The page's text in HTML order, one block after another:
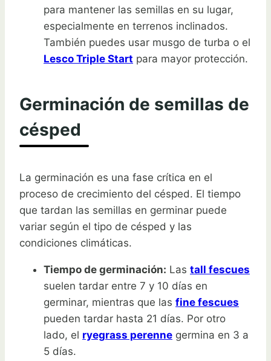
para mantener las semillas en su lugar,
especialmente en terrenos inclinados.
También puedes usar musgo de turba o el
Lesco Triple Start para mayor protección.
Germinación de semillas de
césped
La germinación es una fase crítica en el
proceso de crecimiento del césped. El tiempo
que tardan las semillas en germinar puede
variar según el tipo de césped y las
condiciones climáticas.
Tiempo de germinación: Las tall fescues
suelen tardar entre 7 y 10 días en
germinar, mientras que las fine fescues
pueden tardar hasta 21 días. Por otro
lado, el ryegrass perenne germina en 3 a
5 días.